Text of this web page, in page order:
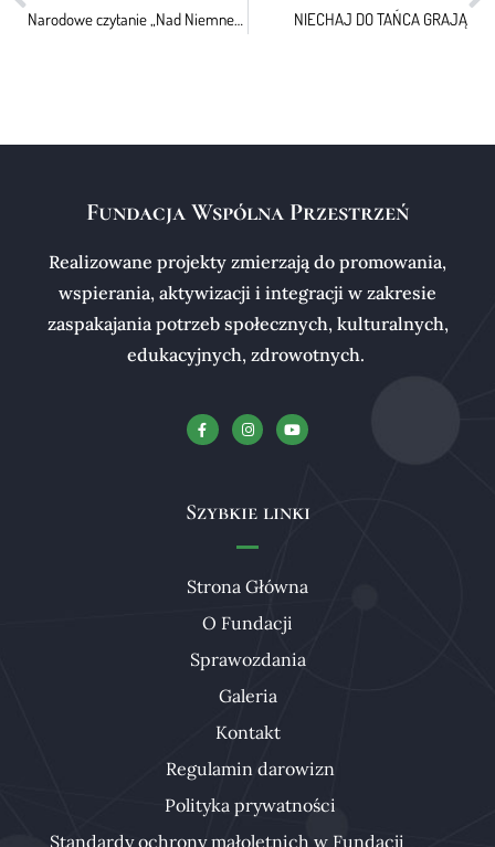
Narodowe czytanie „Nad Niemnem” Eliza Orzeszkowa NIECHAJ DO TAŃCA GRAJĄ
Fundacja Wspólna Przestrzeń
Realizowane projekty zmierzają do promowania,
wspierania, aktywizacji i integracji w zakresie
zaspakajania potrzeb społecznych, kulturalnych,
edukacyjnych, zdrowotnych.
Szybkie linki
Strona Główna
O Fundacji
Sprawozdania
Galeria
Kontakt
Regulamin darowizn
Polityka prywatności
Standardy ochrony małoletnich w Fundacji